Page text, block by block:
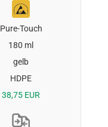
Pure-Touch
180 ml
gelb
HDPE
38,75 EUR